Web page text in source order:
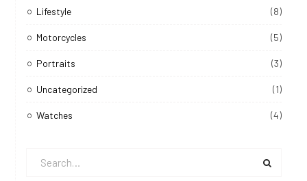
Lifestyle (8)
Motorcycles (5)
Portraits (3)
Uncategorized (1)
Watches (4)